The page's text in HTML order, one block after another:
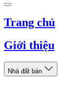
Trang chủ
Giới thiệu
Nhà đất bán